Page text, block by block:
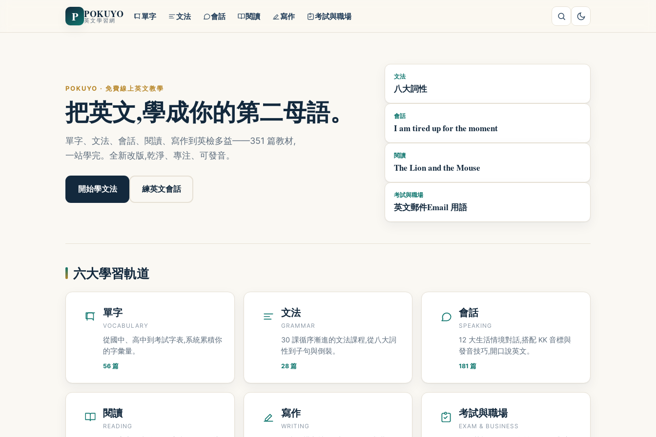
P POKUYO
英文學習網 單字 文法 會話 閱讀 寫作 考試與職場
POKUYO · 免費線上英文教學
把英文,學成你的第二母語。
單字、文法、會話、閱讀、寫作到英檢多益——351 篇教材,
一站學完。全新改版,乾淨、專注、可發音。
開始學文法 練英文會話
文法
八大詞性
會話
I am tired up for the moment
閱讀
The Lion and the Mouse
考試與職場
英文郵件Email 用語
六大學習軌道
單字
VOCABULARY
從國中、高中到考試字表,系統累積你
的字彙量。
56 篇
文法
GRAMMAR
30 課循序漸進的文法課程,從八大詞
性到子句與倒裝。
28 篇
會話
SPEAKING
12 大生活情境對話,搭配 KK 音標與
發音技巧,開口說英文。
181 篇
閱讀
READING
寫作
WRITING
考試與職場
EXAM & BUSINESS